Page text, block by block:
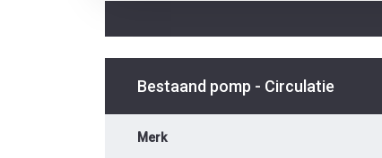
Bestaand pomp - Circulatie
Merk